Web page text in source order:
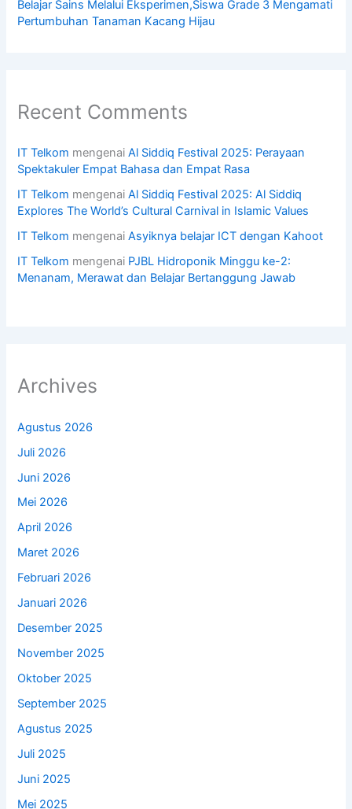
Belajar Sains Melalui Eksperimen,Siswa Grade 3 Mengamati
Pertumbuhan Tanaman Kacang Hijau
Recent Comments
IT Telkom mengenaiAl Siddiq Festival 2025: Perayaan
Spektakuler Empat Bahasa dan Empat Rasa
IT Telkom mengenaiAl Siddiq Festival 2025: Al Siddiq
Explores The World’s Cultural Carnival in Islamic Values
IT Telkom mengenaiAsyiknya belajar ICT dengan Kahoot
IT Telkom mengenai PJBL Hidroponik Minggu ke-2:
Menanam, Merawat dan Belajar Bertanggung Jawab
Archives
Agustus 2026
Juli 2026
Juni 2026
Mei 2026
April 2026
Maret 2026
Februari 2026
Januari 2026
Desember 2025
November 2025
Oktober 2025
September 2025
Agustus 2025
Juli 2025
Juni 2025
Mei 2025